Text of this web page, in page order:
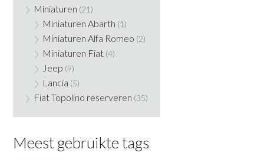
Miniaturen (21)
Miniaturen Abarth (1)
Miniaturen Alfa Romeo (2)
Miniaturen Fiat (4)
Jeep (9)
Lancia (5)
Fiat Topolino reserveren (35)
Meest gebruikte tags